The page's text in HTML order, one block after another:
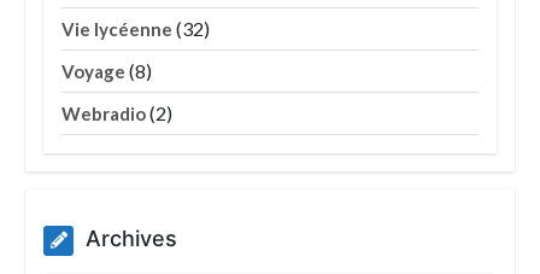
Vie lycéenne (32)
Voyage (8)
Webradio(2)
Archives